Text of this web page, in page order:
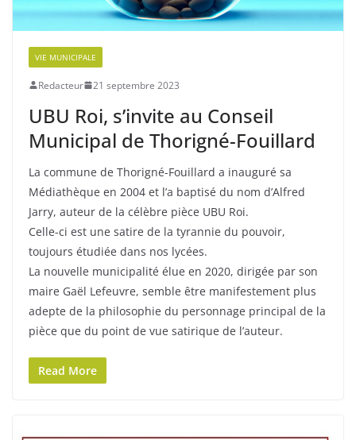
VIE MUNICIPALE
Redacteur 21 septembre 2023
UBU Roi, s’invite au Conseil
Municipal de Thorigné-Fouillard
La commune de Thorigné-Fouillard a inauguré sa
Médiathèque en 2004 et l’a baptisé du nom d’Alfred
Jarry, auteur de la célèbre pièce UBU Roi.
Celle-ci est une satire de la tyrannie du pouvoir,
toujours étudiée dans nos lycées.
La nouvelle municipalité élue en 2020, dirigée par son
maire Gaël Lefeuvre, semble être manifestement plus
adepte de la philosophie du personnage principal de la
pièce que du point de vue satirique de l’auteur.
Read More